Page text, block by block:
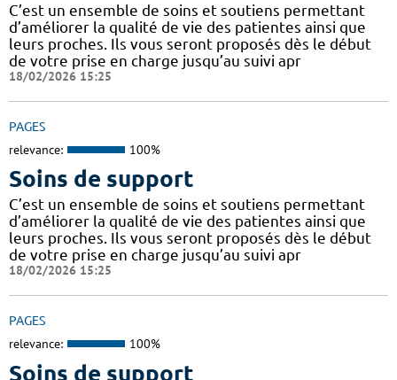
C’est un ensemble de soins et soutiens permettant
d’améliorer la qualité de vie des patientes ainsi que
leurs proches. Ils vous seront proposés dès le début
de votre prise en charge jusqu’au suivi apr
18/02/2026 15:25
PAGES
relevance: 100%
Soins de support
C’est un ensemble de soins et soutiens permettant
d’améliorer la qualité de vie des patientes ainsi que
leurs proches. Ils vous seront proposés dès le début
de votre prise en charge jusqu’au suivi apr
18/02/2026 15:25
PAGES
relevance: 100%
Soins de support